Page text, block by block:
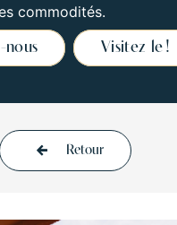
commodités.
nous Visitez le !
Retour